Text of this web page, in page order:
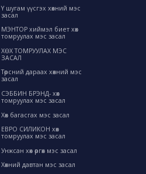
Y шугам үүсгэх хөхний мэс
засал
МЭНТОР хиймэл биет хөх
томруулах мэс засал
ХӨХ ТОМРУУЛАХ МЭС
ЗАСАЛ
Төрсний дараах хөхний мэс
засал
СЭББИН БРЭНД- хөх
томруулах мэс засал
Хөх багасгах мэс засал
ЕВРО СИЛИКОН хөх
томруулах мэс засал
Унжсан хөх өргөх мэс засал
Хөхний давтан мэс засал